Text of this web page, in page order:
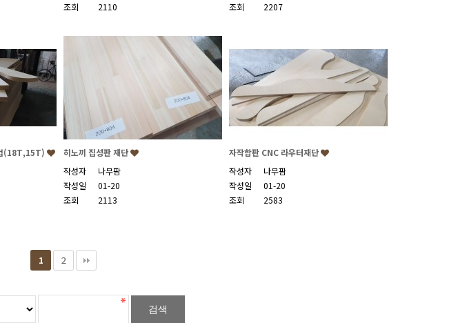
조회
2110
조회
2207
(18T,15T)
히노끼 집성판 재단
작성자
나무팜
작성일
01-20
조회
2113
자작합판 CNC 라우터재단
작성자
나무팜
작성일
01-20
조회
2583
1 2